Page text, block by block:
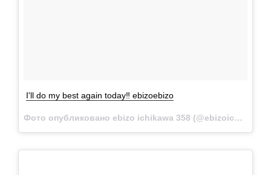
I'll do my best again today‼️ ebizoebizo
Фото опубликовано ebizo ichikawa 358 (@ebizoichikawa.ebizoichikawa)